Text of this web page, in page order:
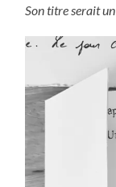
Son titre serait